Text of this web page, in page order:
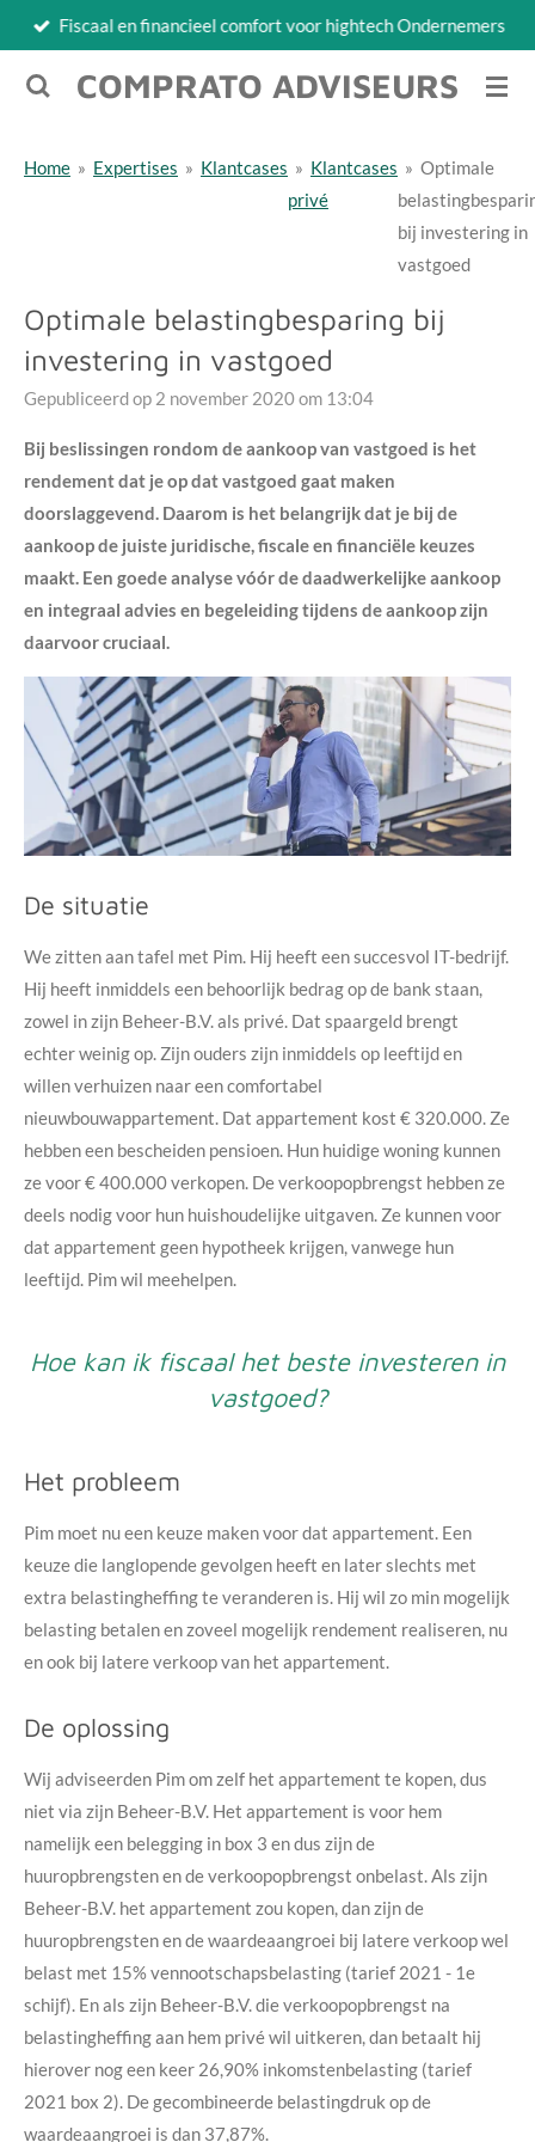
Ga
naar
COMPRATO ADVISEURS
Fiscaal en financieel comfort voor hightech Ondernemers
Home » Expertises » Klantcases » Klantcases
privé
» Optimale
bij investering in
vastgoed
Optimale belastingbesparing bij
investering in vastgoed
Gepubliceerd op 2 november 2020 om 13:04
Bij beslissingen rondom de aankoop van vastgoed is het
rendement dat je op dat vastgoed gaat maken
doorslaggevend. Daarom is het belangrijk dat je bij de
aankoop de juiste juridische, fiscale en financiële keuzes
maakt. Een goede analyse vóór de daadwerkelijke aankoop
en integraal advies en begeleiding tijdens de aankoop zijn
daarvoor cruciaal.
De situatie
We zitten aan tafel met Pim. Hij heeft een succesvol IT-bedrijf.
Hij heeft inmiddels een behoorlijk bedrag op de bank staan,
zowel in zijn Beheer-B.V. als privé. Dat spaargeld brengt
echter weinig op. Zijn ouders zijn inmiddels op leeftijd en
willen verhuizen naar een comfortabel
nieuwbouwappartement. Dat appartement kost € 320.000. Ze
hebben een bescheiden pensioen. Hun huidige woning kunnen
ze voor € 400.000 verkopen. De verkoopopbrengst hebben ze
deels nodig voor hun huishoudelijke uitgaven. Ze kunnen voor
dat appartement geen hypotheek krijgen, vanwege hun
leeftijd. Pim wil meehelpen.
Hoe kan ik fiscaal het beste investeren in
vastgoed?
Het probleem
Pim moet nu een keuze maken voor dat appartement. Een
keuze die langlopende gevolgen heeft en later slechts met
extra belastingheffing te veranderen is. Hij wil zo min mogelijk
belasting betalen en zoveel mogelijk rendement realiseren, nu
en ook bij latere verkoop van het appartement.
De oplossing
Wij adviseerden Pim om zelf het appartement te kopen, dus
niet via zijn Beheer-B.V. Het appartement is voor hem
namelijk een belegging in box 3 en dus zijn de
huuropbrengsten en de verkoopopbrengst onbelast. Als zijn
Beheer-B.V. het appartement zou kopen, dan zijn de
huuropbrengsten en de waardeaangroei bij latere verkoop wel
belast met 15% vennootschapsbelasting (tarief 2021 - 1e
schijf). En als zijn Beheer-B.V. die verkoopopbrengst na
belastingheffing aan hem privé wil uitkeren, dan betaalt hij
hierover nog een keer 26,90% inkomstenbelasting (tarief
2021 box 2). De gecombineerde belastingdruk op de
waardeaangroei is dan 37,87%.